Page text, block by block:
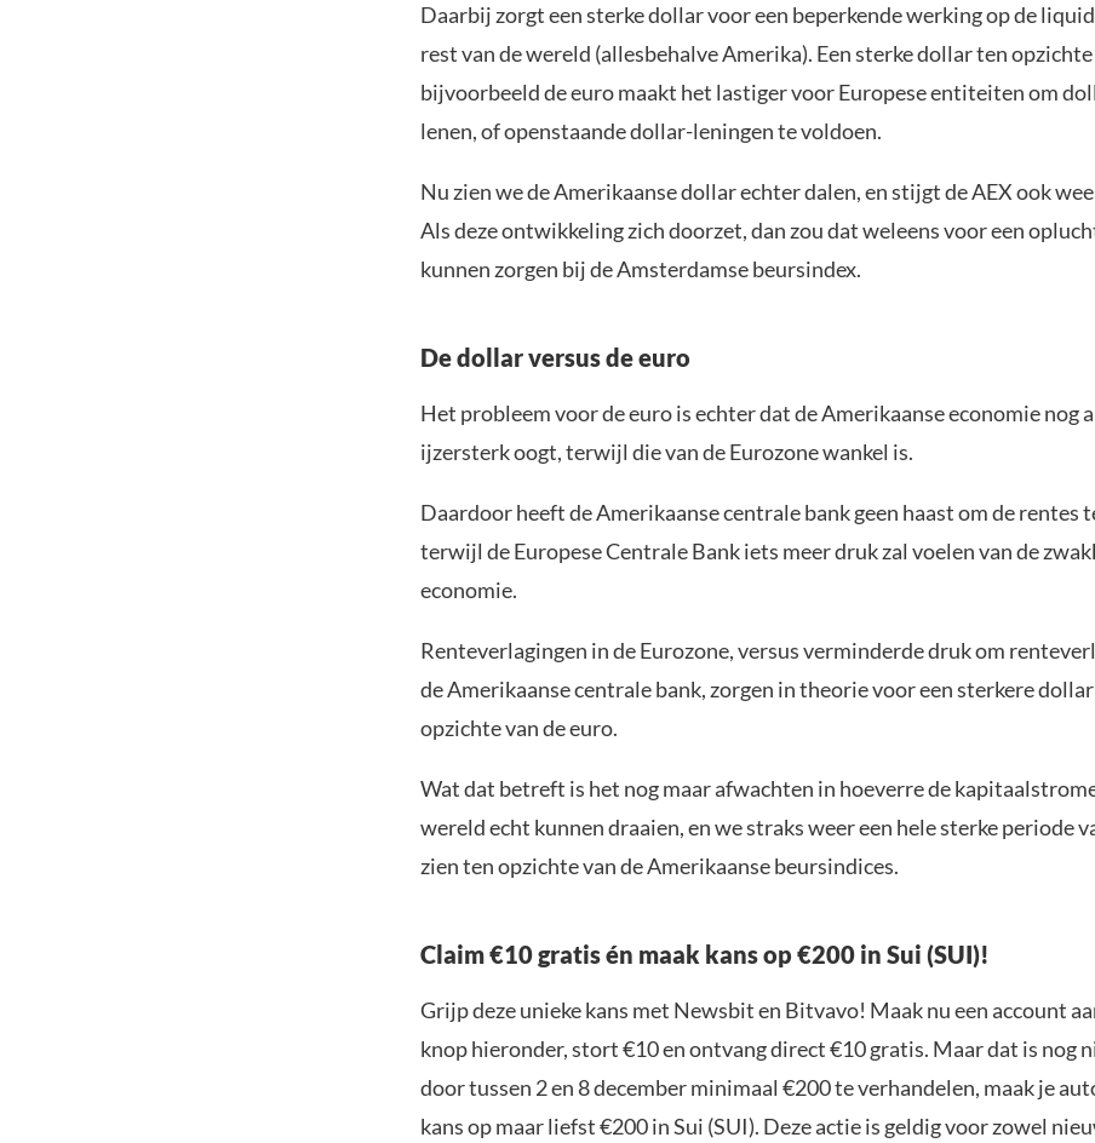
Daarbij zorgt een sterke dollar voor een beperkende werking op de
rest van de wereld (allesbehalve Amerika). Een sterke dollar ten opzichte
bijvoorbeeld de euro maakt het lastiger voor Europese entiteiten om
lenen, of openstaande dollar-leningen te voldoen.
Nu zien we de Amerikaanse dollar echter dalen, en stijgt de AEX ook
Als deze ontwikkeling zich doorzet, dan zou dat weleens voor een
kunnen zorgen bij de Amsterdamse beursindex.
De dollar versus de euro
Het probleem voor de euro is echter dat de Amerikaanse economie nog
ijzersterk oogt, terwijl die van de Eurozone wankel is.
Daardoor heeft de Amerikaanse centrale bank geen haast om de rentes
terwijl de Europese Centrale Bank iets meer druk zal voelen van de
economie.
Renteverlagingen in de Eurozone, versus verminderde druk om
de Amerikaanse centrale bank, zorgen in theorie voor een sterkere
opzichte van de euro.
Wat dat betreft is het nog maar afwachten in hoeverre de
wereld echt kunnen draaien, en we straks weer een hele sterke periode
zien ten opzichte van de Amerikaanse beursindices.
Claim €10 gratis én maak kans op €200 in Sui (SUI)!
Grijp deze unieke kans met Newsbit en Bitvavo! Maak nu een account
knop hieronder, stort €10 en ontvang direct €10 gratis. Maar dat is nog
door tussen 2 en 8 december minimaal €200 te verhandelen, maak je
kans op maar liefst €200 in Sui (SUI). Deze actie is geldig voor zowel